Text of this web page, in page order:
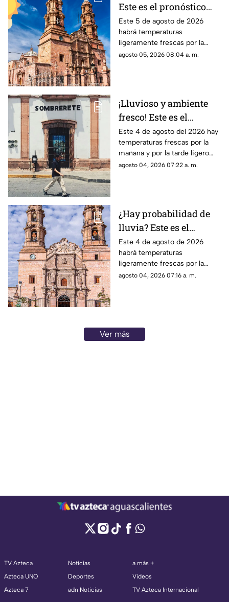
Este es el pronóstico
del clima en
Aguascalientes hoy 4
de agosto
Este 5 de agosto de 2026
habrá temperaturas
ligeramente frescas por la
mañana y calor en el día; el
agosto 05, 2026 08:04 a. m.
¡Lluvioso y ambiente
fresco! Este es el
pronóstico del clima en
Zacatecas HOY martes
4 de agosto
Este 4 de agosto del 2026 hay
temperaturas frescas por la
mañana y por la tarde ligero
calor; el clima de hoy en
agosto 04, 2026 07:22 a. m.
¿Hay probabilidad de
lluvia? Este es el
pronóstico del clima en
Aguascalientes hoy 4
de agosto
Este 4 de agosto de 2026
habrá temperaturas
ligeramente frescas por la
mañana y calor en el día; el
agosto 04, 2026 07:16 a. m.
Ver más
TV Azteca
Azteca UNO
Azteca 7
Noticias
Deportes
adn Noticias
a más +
Videos
TV Azteca Internacional